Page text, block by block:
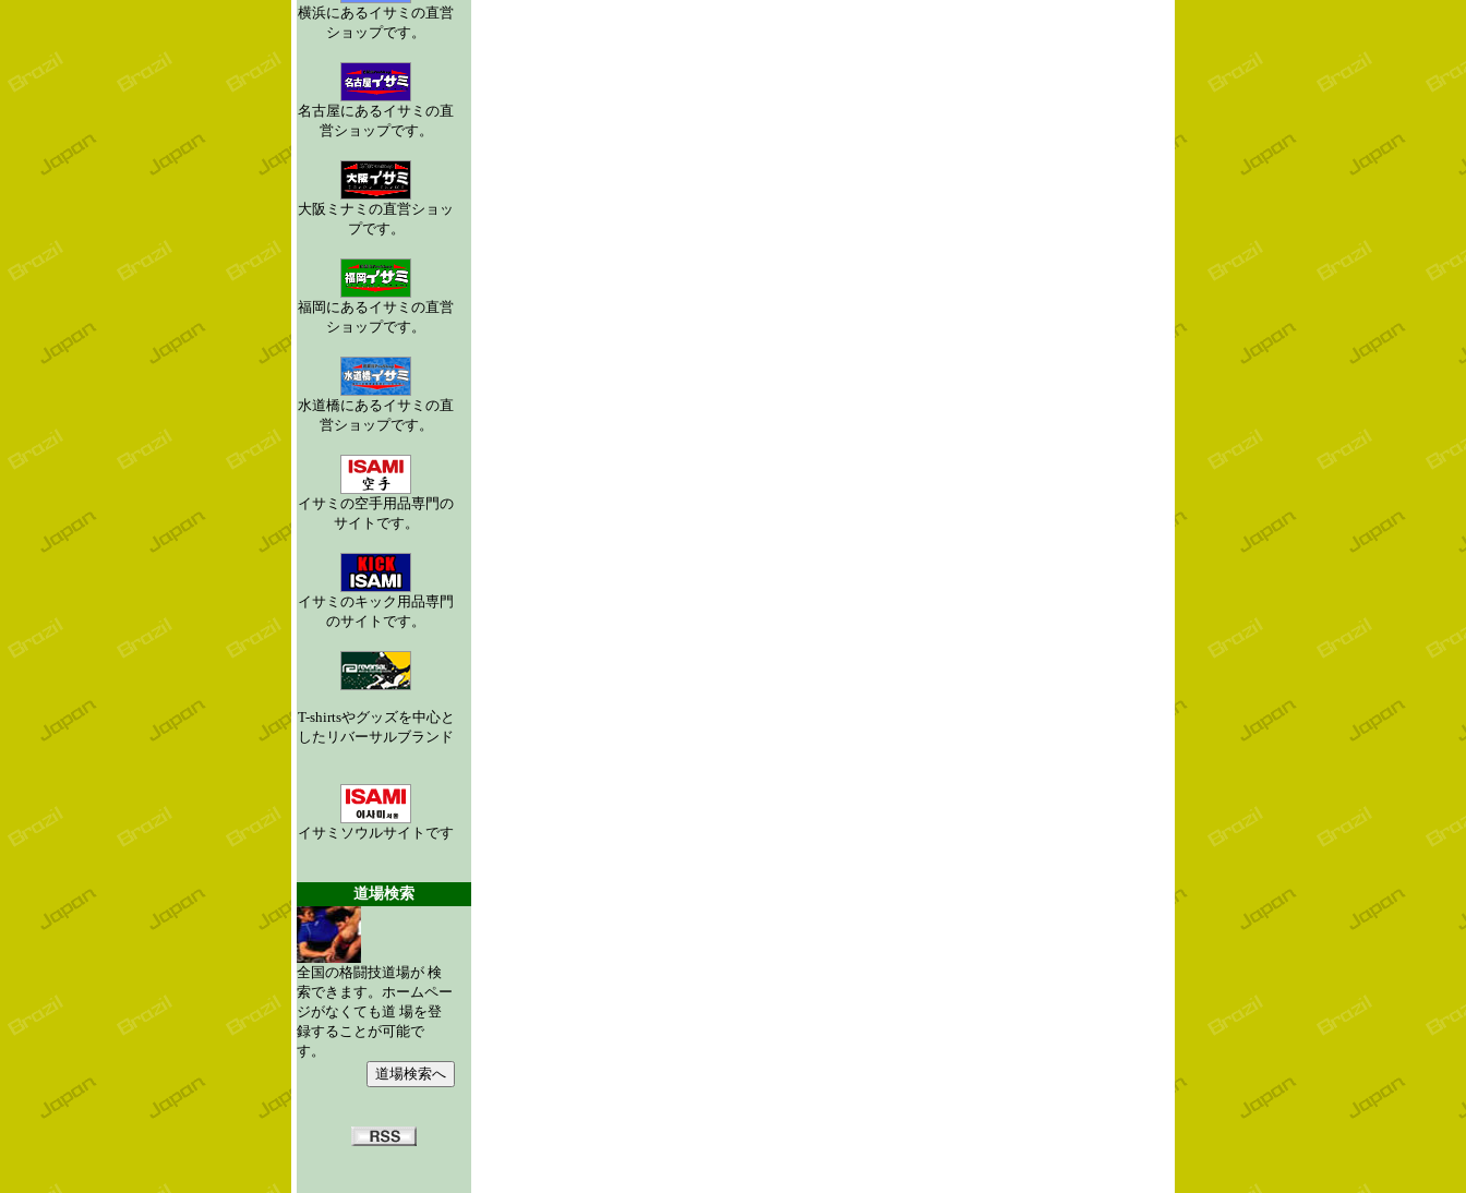
横浜にあるイサミの直営
ショップです。
名古屋にあるイサミの直
営ショップです。
大阪ミナミの直営ショッ
プです。
福岡にあるイサミの直営
ショップです。
水道橋にあるイサミの直
営ショップです。
イサミの空手用品専門の
サイトです。
イサミのキック用品専門
のサイトです。
T-shirtsやグッズを中心と
したリバーサルブランド
イサミソウルサイトです
道場検索
全国の格闘技道場が 検
索できます。ホームペー
ジがなくても道 場を登
録することが可能で
す。